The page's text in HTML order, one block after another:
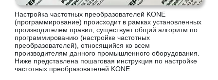
Настройка частотных преобразователей KONE
(программирование) происходит в рамках установленных
производителем правил, существует общий алгоритм по
программированию (настройке частотных
преобразователей), относящийся ко всем
производителям данного промышленного оборудования.
Ниже представлена пошаговая инструкция по настройке
частотных преобразователей KONE.